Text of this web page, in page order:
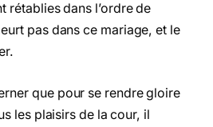
rétablies dans l’ordre de
pas dans ce mariage, et le
que pour se rendre gloire
les plaisirs de la cour, il